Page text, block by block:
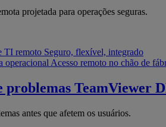
projetada para operações seguras.
TI remoto Seguro, flexível, integrado
operacional Acesso remoto no chão de
problemas TeamViewer
antes que afetem os usuários.